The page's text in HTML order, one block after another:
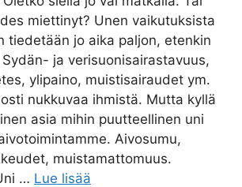
miettinyt? Unen vaikutuksista
tiedetään jo aika paljon, etenkin
ja verisuonisairastavuus,
ylipaino, muistisairaudet ym.
nukkuvaa ihmistä. Mutta kyllä
asia mihin puutteellinen uni
Aivosumu,
muistamattomuus.
… Lue lisää